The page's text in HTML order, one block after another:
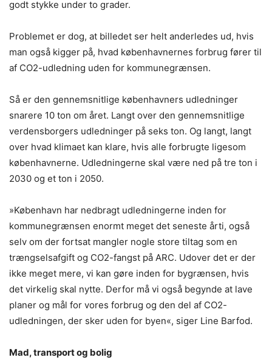
godt stykke under to grader.
Problemet er dog, at billedet ser helt anderledes ud, hvis
man også kigger på, hvad københavnernes forbrug fører til
af CO2-udledning uden for kommunegrænsen.
Så er den gennemsnitlige københavners udledninger
snarere 10 ton om året. Langt over den gennemsnitlige
verdensborgers udledninger på seks ton. Og langt, langt
over hvad klimaet kan klare, hvis alle forbrugte ligesom
københavnerne. Udledningerne skal være ned på tre ton i
2030 og et ton i 2050.
»København har nedbragt udledningerne inden for
kommunegrænsen enormt meget det seneste årti, også
selv om der fortsat mangler nogle store tiltag som en
trængselsafgift og CO2-fangst på ARC. Udover det er der
ikke meget mere, vi kan gøre inden for bygrænsen, hvis
det virkelig skal nytte. Derfor må vi også begynde at lave
planer og mål for vores forbrug og den del af CO2-
udledningen, der sker uden for byen«, siger Line Barfod.
Mad, transport og bolig